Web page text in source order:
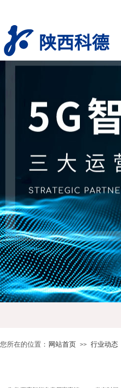
陕西科德
您所在的位置： 网站首页 >> 行业动态